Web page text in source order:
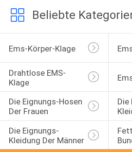
Beliebte
Ems-Körper-Klage
Drahtlose EMS-
Klage
Die Eignungs-Hosen
Der Frauen
Die
Die Eignungs-
Kleidung Der Männer